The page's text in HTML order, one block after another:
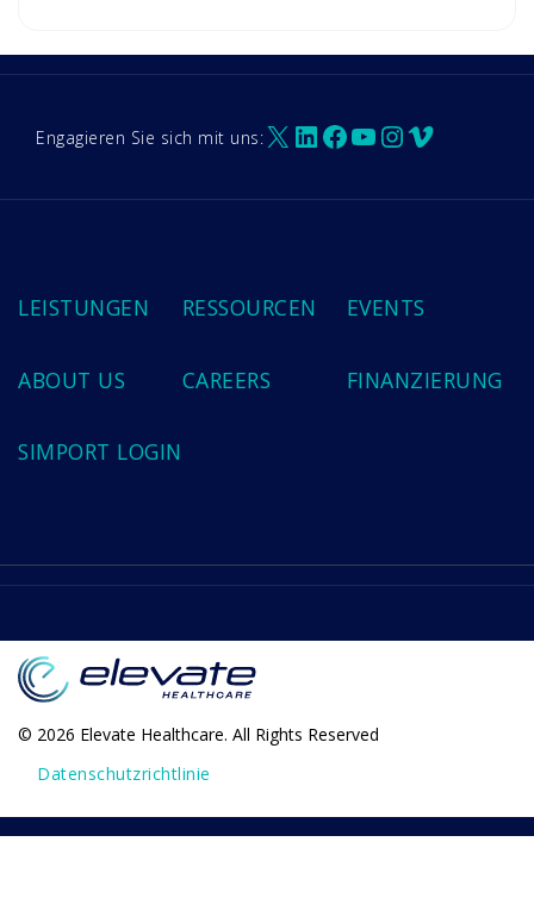
Engagieren Sie sich mit uns:X LinkedIn
Facebook
YouTube
Instagram
Vimeo
LEISTUNGEN RESSOURCEN EVENTS
ABOUT US CAREERS FINANZIERUNG
SIMPORT LOGIN
© 2026 Elevate Healthcare. All Rights Reserved
Datenschutzrichtlinie